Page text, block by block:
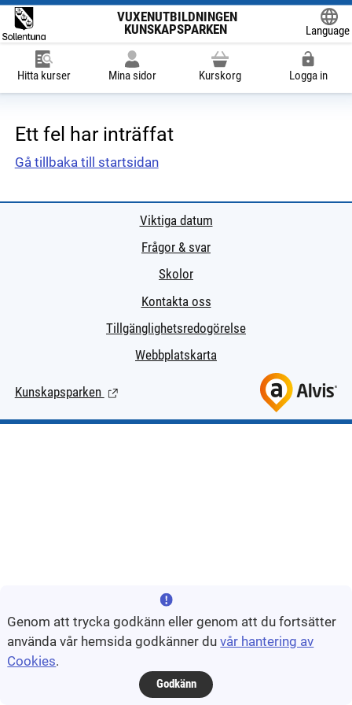
VUXENUTBILDNINGEN
KUNSKAPSPARKEN
Language
Hitta kurser Mina sidor Kurskorg Logga in
Ett fel har inträffat
Gå tillbaka till startsidan
Viktiga datum
Frågor & svar
Skolor
Kontakta oss
Tillgänglighetsredogörelse
Webbplatskarta
Kunskapsparken (Länk till extern sida.)
Genom att trycka godkänn eller genom att du fortsätter
använda vår hemsida godkänner duvår hantering av
Cookies.
Godkänn